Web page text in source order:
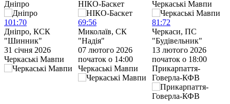
Дніпро
101 :70
Дніпро, КСК
"Шинник"
31 січня 2026
Черкаські Мавпи
НІКО-Баскет
69:56
Миколаїв, СК
"Надія"
07 лютого 2026
початок о 14:00
Черкаські Мавпи
Черкаські Мавпи
81 :72
Черкаси, ПС
"Будівельник"
13 лютого 2026
початок о 18:00
Прикарпаття-
Говерла-КФВ